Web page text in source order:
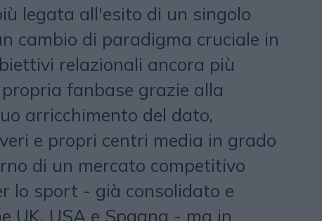
legata all'esito di un singolo
cambio di paradigma cruciale in
relazionali ancora più
fanbase grazie alla
arricchimento del dato,
e propri centri media in grado
di un mercato competitivo
lo sport - già consolidato e
UK, USA e Spagna - ma in